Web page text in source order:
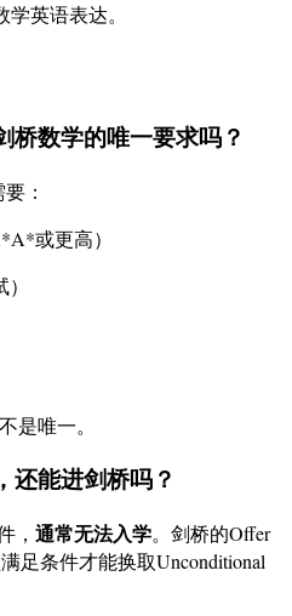
英语表达。
桥数学的唯一要求吗？
：
或更高）
是唯一。
还能进剑桥吗？
， 通常无法入学。剑桥的Offer
足条件才能换取Unconditional